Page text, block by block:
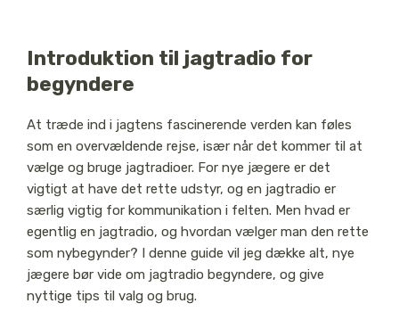
Introduktion til jagtradio for
begyndere
At træde ind i jagtens fascinerende verden kan føles
som en overvældende rejse, især når det kommer til at
vælge og bruge jagtradioer. For nye jægere er det
vigtigt at have det rette udstyr, og en jagtradio er
særlig vigtig for kommunikation i felten. Men hvad er
egentlig en jagtradio, og hvordan vælger man den rette
som nybegynder? I denne guide vil jeg dække alt, nye
jægere bør vide om jagtradio begyndere, og give
nyttige tips til valg og brug.